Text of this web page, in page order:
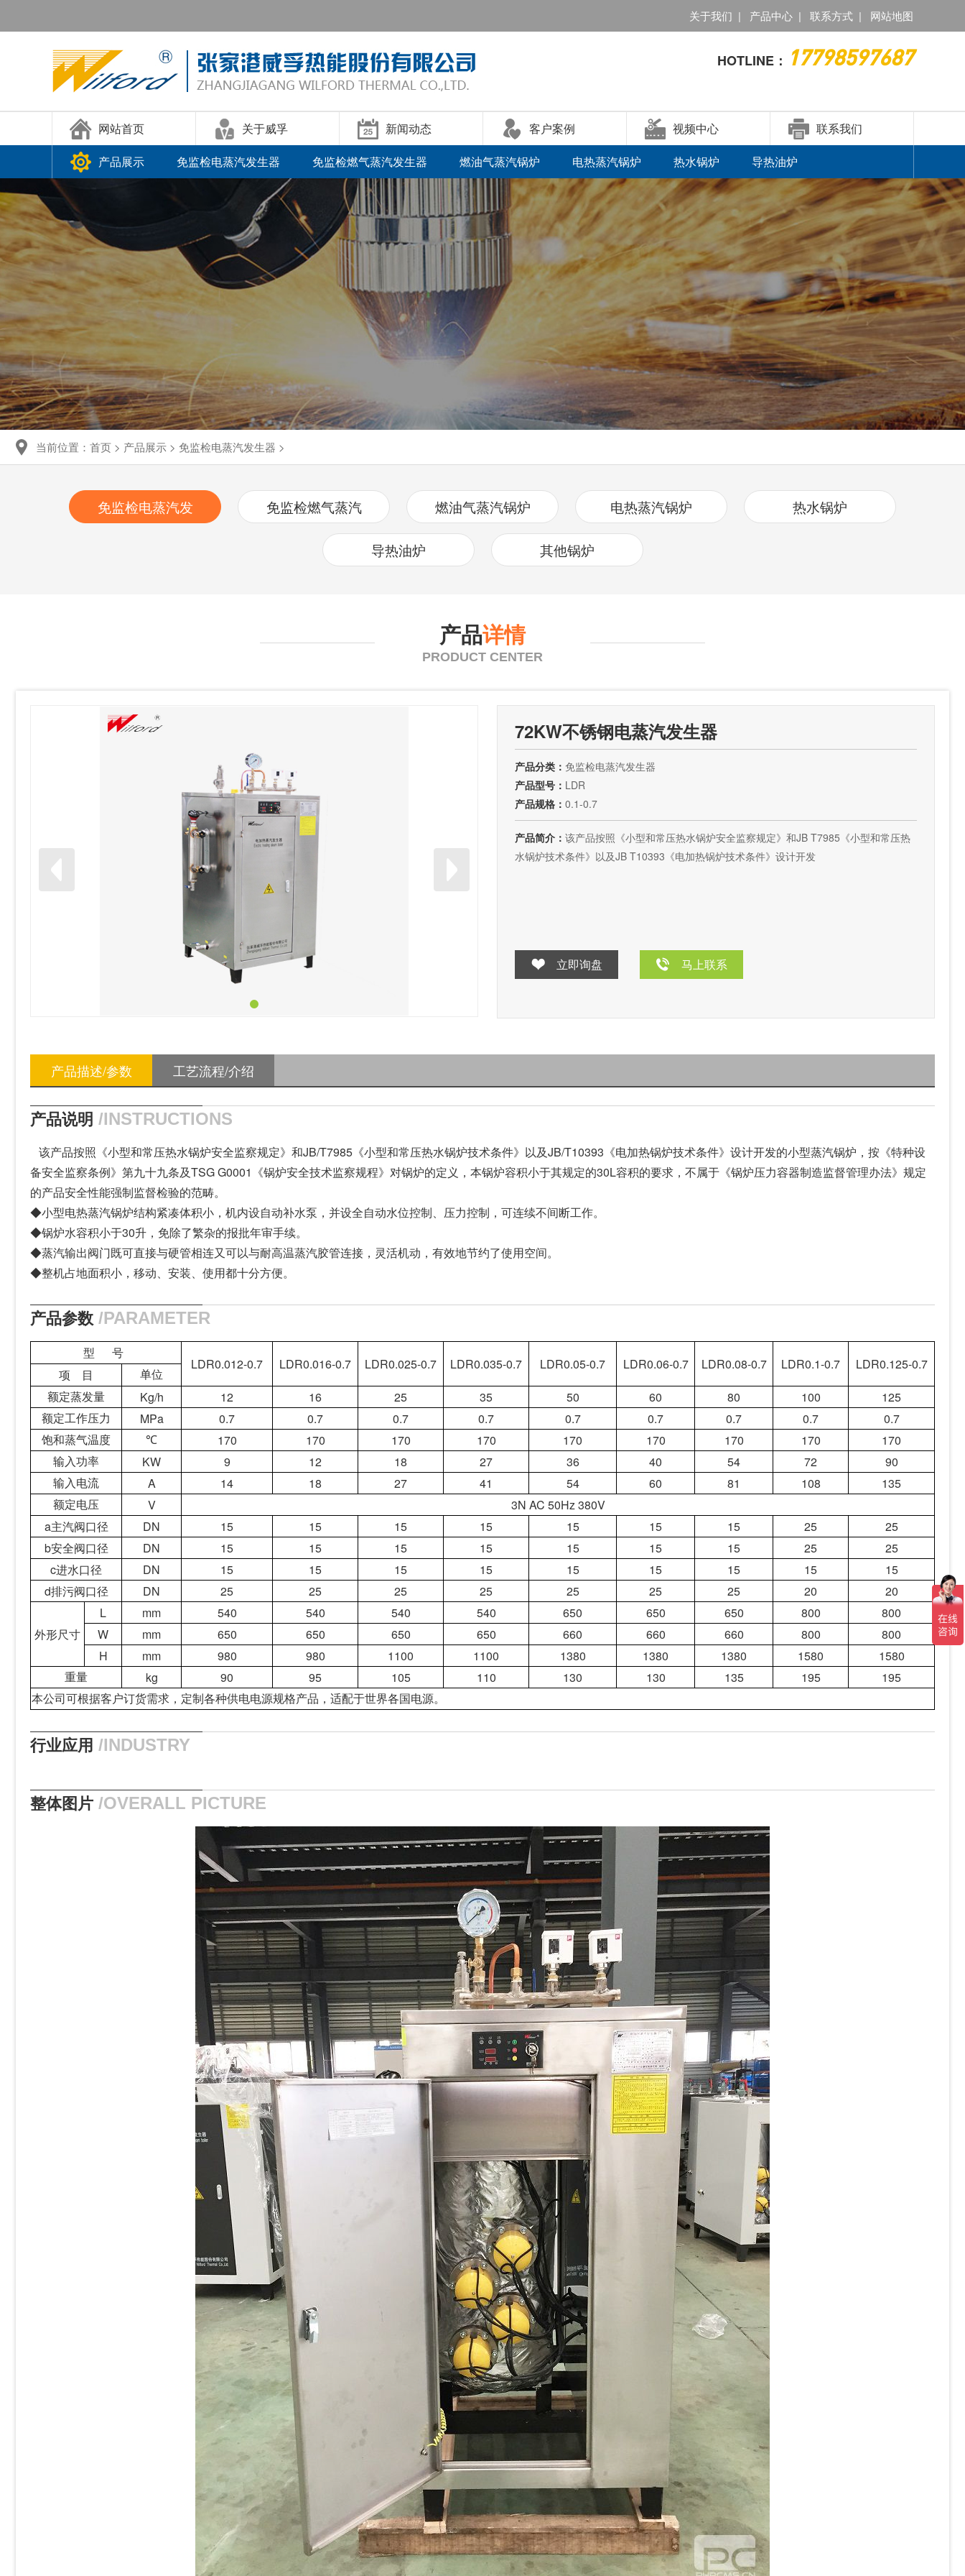
关于我们 | 产品中心 | 联系方式 | 网站地图
HOTLINE： 17798597687
网站首页 关于威孚 新闻动态 客户案例 视频中心
联系我们
产品展示
免监检电蒸汽发生器 免监检燃气蒸汽发生器 燃油气蒸汽锅炉 电热蒸汽锅炉 热水锅炉 导热油炉
当前位置： 首页 > 产品展示 > 免监检电蒸汽发生器 >
免监检电蒸汽发
免监检燃气蒸汽
发生器
燃油气蒸汽锅炉 电热蒸汽锅炉 热水锅炉
导热油炉 其他锅炉
产品详情
PRODUCT CENTER
72KW不锈钢电蒸汽发生器
产品分类： 免监检电蒸汽发生器
产品型号： LDR
产品规格： 0.1-0.7
产品简介： 该产品按照《小型和常压热水锅炉安全监察规定》和JB T7985《小型和常压热
水锅炉技术条件》以及JB T10393《电加热锅炉技术条件》设计开发
立即询盘 马上联系
产品描述/参数 工艺流程/介绍
产品说明 /INSTRUCTIONS
该产品按照《小型和常压热水锅炉安全监察规定》和JB/T7985《小型和常压热水锅炉技术条件》以及JB/T10393《电加热锅炉技术条件》设计开发的小型蒸汽锅炉，按《特种设
备安全监察条例》第九十九条及TSG G0001《锅炉安全技术监察规程》对锅炉的定义，本锅炉容积小于其规定的30L容积的要求，不属于《锅炉压力容器制造监督管理办法》规定
的产品安全性能强制监督检验的范畴。
◆小型电热蒸汽锅炉结构紧凑体积小，机内设自动补水泵，并设全自动水位控制、压力控制，可连续不间断工作。
◆锅炉水容积小于30升，免除了繁杂的报批年审手续。
◆蒸汽输出阀门既可直接与硬管相连又可以与耐高温蒸汽胶管连接，灵活机动，有效地节约了使用空间。
◆整机占地面积小，移动、安装、使用都十分方便。
产品参数 /PARAMETER
型 号
LDR0.012-0.7 LDR0.016-0.7 LDR0.025-0.7 LDR0.035-0.7 LDR0.05-0.7 LDR0.06-0.7 LDR0.08-0.7 LDR0.1-0.7 LDR0.125-0.7
项 目
单位
额定蒸发量
Kg/h 12 16 25 35 50 60 80 100 125
额定工作压力 MPa 0.7 0.7 0.7 0.7 0.7 0.7 0.7 0.7 0.7
饱和蒸气温度 ℃ 170 170 170 170 170 170 170 170 170
输入功率 KW 9 12 18 27 36 40 54 72 90
输入电流 A 14 18 27 41 54 60 81 108 135
额定电压 V
3N AC 50Hz 380V
a主汽阀口径 DN 15 15 15 15 15 15 15 25
25
b安全阀口径 DN 15 15 15 15 15 15 15 25
25
c进水口径 DN 15 15 15 15 15 15 15 15
15
d排污阀口径 DN 25 25 25 25 25 25 25 20 20
外形尺寸
L mm 540 540 540 540 650 650 650 800
800
W
mm 650 650 650 650 660 660 660 800
800
H
mm 980 980 1100 1100 1380 1380 1380 1580 1580
重量 kg 90 95 105 110 130 130 135 195 195
本公司可根据客户订货需求，定制各种供电电源规格产品，适配于世界各国电源。
行业应用 /INDUSTRY
整体图片 /OVERALL PICTURE